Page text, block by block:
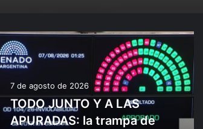
7 de agosto de 2026
TODO JUNTO Y A LAS
APURADAS: la trampa de